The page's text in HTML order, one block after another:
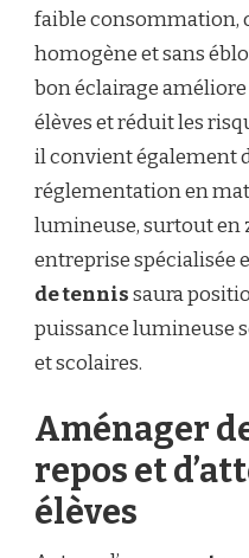
faible consommation,
homogène et sans
bon éclairage
élèves et réduit les
il convient également
réglementation en
lumineuse, surtout en
entreprise spécialisée
de tennissaura
puissance lumineuse
et scolaires.
Aménager
repos et
élèves